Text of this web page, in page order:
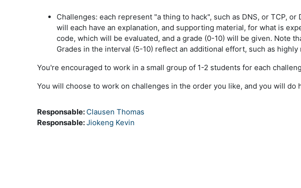
Challenges: each represent "a thing to hack", such as DNS, or TCP,
will each have an explanation, and supporting material, for what is
code, which will be evaluated, and a grade (0-10) will be given. Note
Grades in the interval (5-10) reflect an additional effort, such as
You're encouraged to work in a small group of 1-2 students for each
You will choose to work on challenges in the order you like, and you will
Responsable: Clausen Thomas
Responsable:Jiokeng Kevin